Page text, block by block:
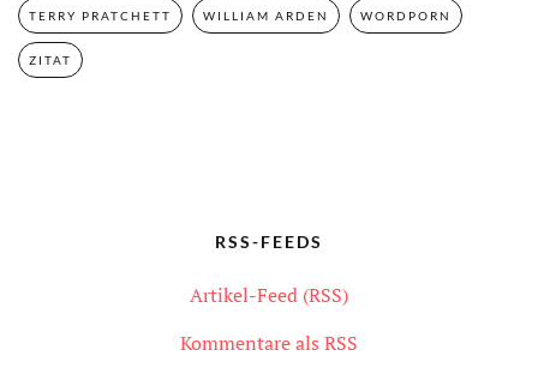
TERRY PRATCHETT WILLIAM ARDEN WORDPORN
ZITAT
RSS-FEEDS
Artikel-Feed (RSS)
Kommentare als RSS